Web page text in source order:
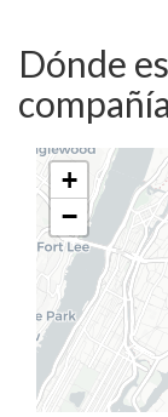
Dónde
+
−